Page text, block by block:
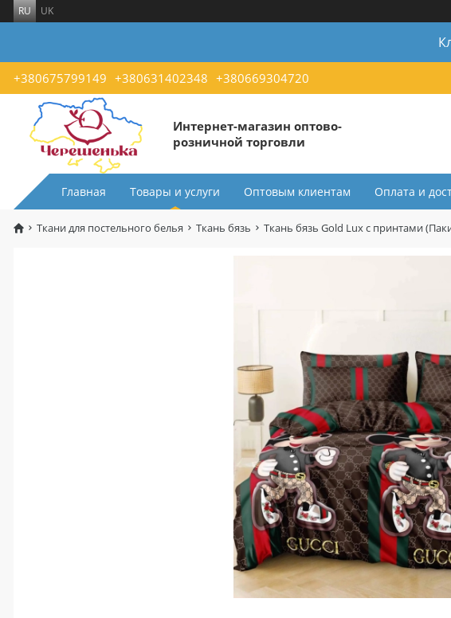
RU UK
+380675799149 +380631402348 +380669304720
Интернет-магазин оптово-
розничной торговли
Главная Товары и услуги Оптовым клиентам Оплата и
Ткани для постельного белья Ткань бязь Ткань бязь Gold Lux с принтами